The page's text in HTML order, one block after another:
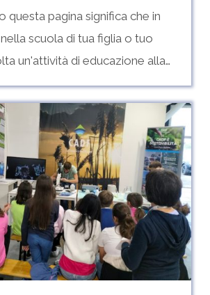
questa pagina significa che in
scuola di tua figlia o tuo
un'attività di educazione alla…